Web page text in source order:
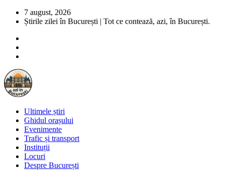
7 august, 2026
Știrile zilei în București | Tot ce contează, azi, în București.
Ultimele știri
Ghidul orașului
Evenimente
Trafic și transport
Instituții
Locuri
Despre București